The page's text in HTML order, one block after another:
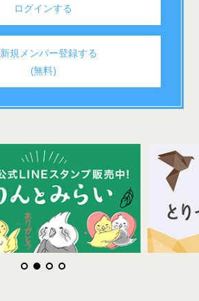
ログインする
新規メンバー登録する
(無料)